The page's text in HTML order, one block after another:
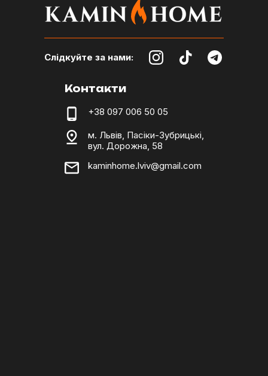
Слідкуйте за нами:
Контакти
+38 097 006 50 05
м. Львів, Пасіки-Зубрицькі,
вул. Дорожна, 58
kaminhome.lviv@gmail.com